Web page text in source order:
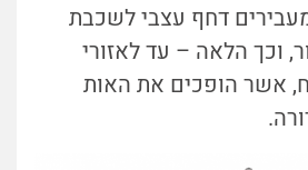
דחף עצבי לשכבת
וכך הלאה – עד לאזורי
אשר הופכים את האות